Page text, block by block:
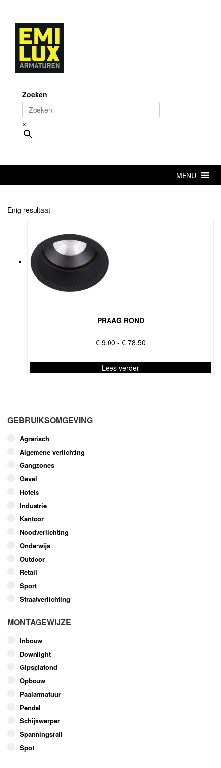
content
Zoeken
×
MENU
Enig resultaat
PRAAG ROND
€9,00 - €78,50Prijsklasse:
tot
€ 78,50
Lees verder
variaties.
optie
kan
gekozen
worden
op
productpagina
GEBRUIKSOMGEVING
Agrarisch
Algemene verlichting
Gangzones
Gevel
Hotels
Industrie
Kantoor
Noodverlichting
Onderwijs
Outdoor
Retail
Sport
Straatverlichting
MONTAGEWIJZE
Inbouw
Downlight
Gipsplafond
Opbouw
Paalarmatuur
Pendel
Schijnwerper
Spanningsrail
Spot